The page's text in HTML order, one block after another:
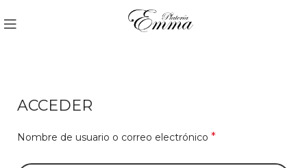
ACCEDER
Nombre de usuario o correo electrónico *